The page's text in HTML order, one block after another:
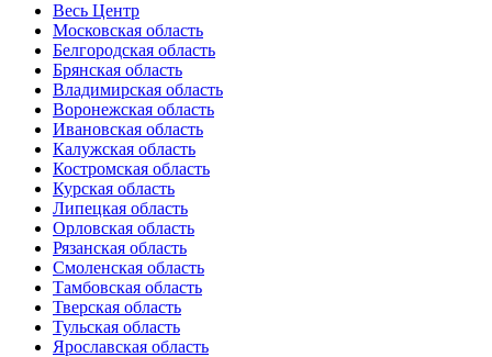
Весь Центр
Московская область
Белгородская область
Брянская область
Владимирская область
Воронежская область
Ивановская область
Калужская область
Костромская область
Курская область
Липецкая область
Орловская область
Рязанская область
Смоленская область
Тамбовская область
Тверская область
Тульская область
Ярославская область